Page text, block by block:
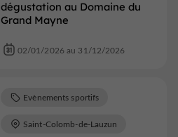
dégustation au Domaine du
Grand Mayne
02/01/2026 au 31/12/2026
Evènements sportifs
Saint-Colomb-de-Lauzun